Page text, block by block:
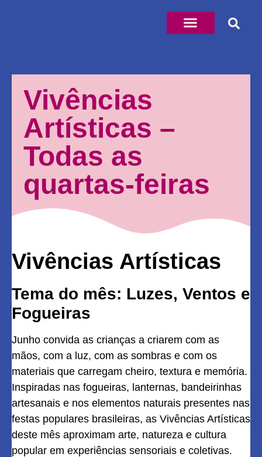
Vivências
Artísticas –
Todas as
quartas-feiras
Vivências Artísticas
Tema do mês: Luzes, Ventos e
Fogueiras
Junho convida as crianças a criarem com as
mãos, com a luz, com as sombras e com os
materiais que carregam cheiro, textura e memória.
Inspiradas nas fogueiras, lanternas, bandeirinhas
artesanais e nos elementos naturais presentes nas
festas populares brasileiras, as Vivências Artísticas
deste mês aproximam arte, natureza e cultura
popular em experiências sensoriais e coletivas.